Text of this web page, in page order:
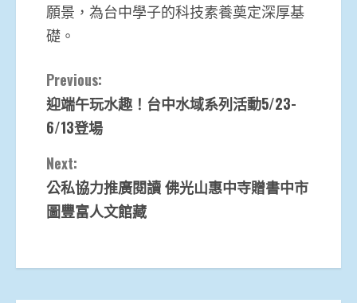
願景，為台中學子的科技素養奠定深厚基
礎。
Continue
Reading
Previous:
迎端午玩水趣！台中水域系列活動5/23-
6/13登場
Next:
公私協力推廣閱讀 佛光山惠中寺贈書中市
圖豐富人文館藏